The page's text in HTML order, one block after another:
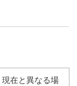
在と異なる場